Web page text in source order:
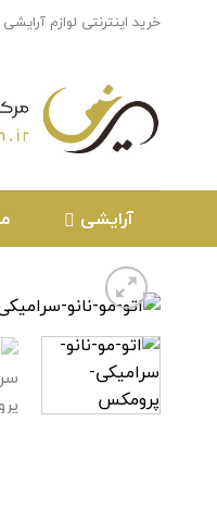
خرید اینترنتی لوازم
آرایشی